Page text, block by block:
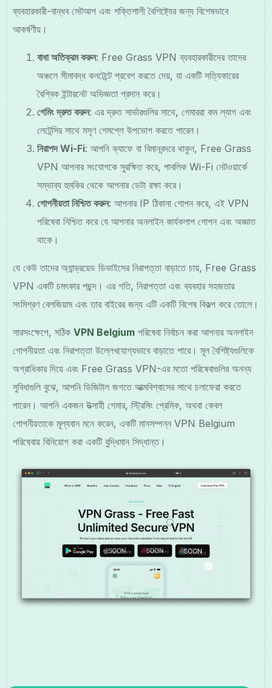
ব্যবহারকারী-বান্ধব সেটআপ এবং শক্তিশালী বৈশিষ্ট্যের জন্য বিশেষভাবে
আকর্ষণীয়।
বাধা অতিক্রম করুন: Free Grass VPN ব্যবহারকারীদের তাদের
অঞ্চলে সীমাবদ্ধ কনটেন্টে প্রবেশ করতে দেয়, যা একটি সত্যিকারের
বৈশ্বিক ইন্টারনেট অভিজ্ঞতা প্রদান করে।
গেমিং দ্রুত করুন: এর দ্রুত সার্ভারগুলির সাথে, গেমাররা কম ল্যাগ এবং
লেটেন্সির সাথে মসৃণ গেমপ্লে উপভোগ করতে পারেন।
নিরাপদ Wi-Fi: আপনি ক্যাফে বা বিমানবন্দরে থাকুন, Free Grass
VPN আপনার সংযোগকে সুরক্ষিত করে, পাবলিক Wi-Fi নেটওয়ার্কে
সম্ভাব্য হুমকির থেকে আপনার ডেটা রক্ষা করে।
গোপনীয়তা নিশ্চিত করুন: আপনার IP ঠিকানা গোপন করে, এই VPN
পরিষেবা নিশ্চিত করে যে আপনার অনলাইন কার্যকলাপ গোপন এবং অজ্ঞাত
থাকে।
যে কেউ তাদের অ্যান্ড্রয়েড ডিভাইসের নিরাপত্তা বাড়াতে চায়, Free Grass
VPN একটি চমৎকার পছন্দ। এর গতি, নিরাপত্তা এবং ব্যবহার সহজতার
সংমিশ্রণ বেলজিয়াম এবং তার বাইরের জন্য এটি একটি বিশেষ বিকল্প করে তোলে।
সারসংক্ষেপে, সঠিকVPN Belgium পরিষেবা নির্বাচন করা আপনার অনলাইন
গোপনীয়তা এবং নিরাপত্তা উল্লেখযোগ্যভাবে বাড়াতে পারে। মূল বৈশিষ্ট্যগুলিকে
অগ্রাধিকার দিয়ে এবং Free Grass VPN-এর মতো পরিষেবাগুলির অনন্য
সুবিধাগুলি বুঝে, আপনি ডিজিটাল জগতে আত্মবিশ্বাসের সাথে চলাফেরা করতে
পারেন। আপনি একজন উত্সাহী গেমার, স্ট্রিমিং প্রেমিক, অথবা কেবল
গোপনীয়তাকে মূল্যবান মনে করেন, একটি মানসম্পন্ন VPN Belgium
পরিষেবায় বিনিয়োগ করা একটি বুদ্ধিমান সিদ্ধান্ত।